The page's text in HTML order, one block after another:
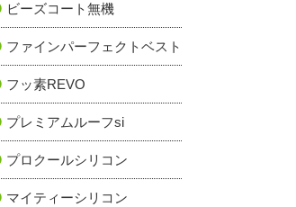
ビーズコート無機
ファインパーフェクトベスト
フッ素REVO
プレミアムルーフsi
プロクールシリコン
マイティーシリコン